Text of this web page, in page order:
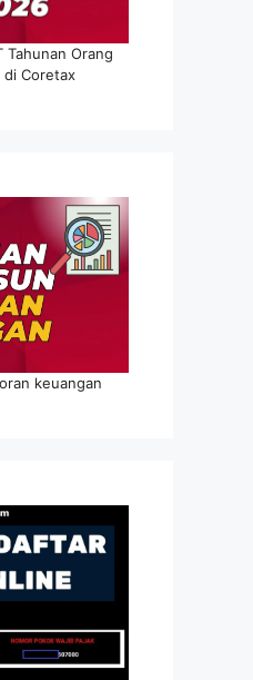
Tahunan Orang
di Coretax
keuangan